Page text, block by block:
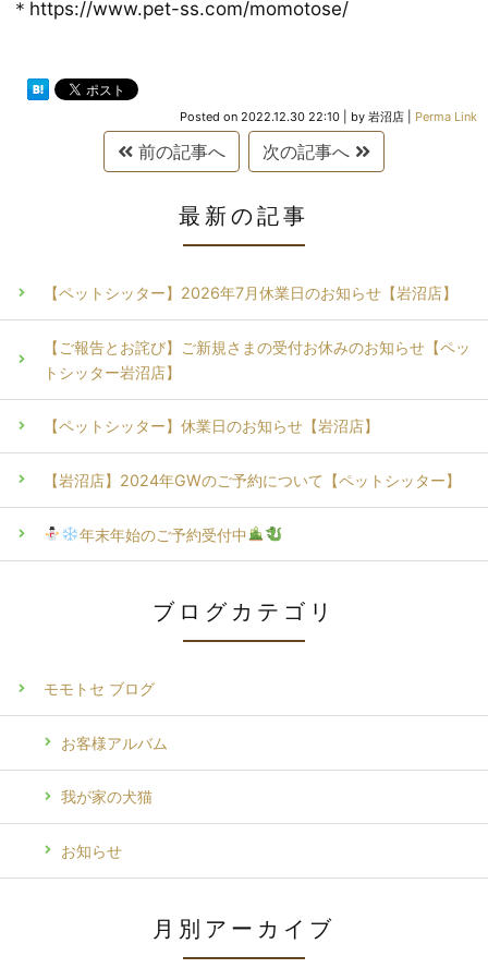
＊https://www.pet-ss.com/momotose/
Posted on 2022.12.30 22:10 by 岩沼店 Perma Link
前の記事へ 次の記事へ
最新の記事
【ペットシッター】2026年7月休業日のお知らせ【岩沼店】
【ご報告とお詫び】ご新規さまの受付お休みのお知らせ【ペッ
トシッター岩沼店】
【ペットシッター】休業日のお知らせ【岩沼店】
【岩沼店】2024年GWのご予約について【ペットシッター】
年末年始のご予約受付中
ブログカテゴリ
モモトセ ブログ
お客様アルバム
我が家の犬猫
お知らせ
月別アーカイブ